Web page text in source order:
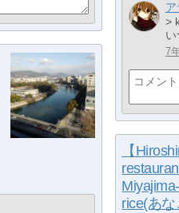
>
7
【
rice(あ